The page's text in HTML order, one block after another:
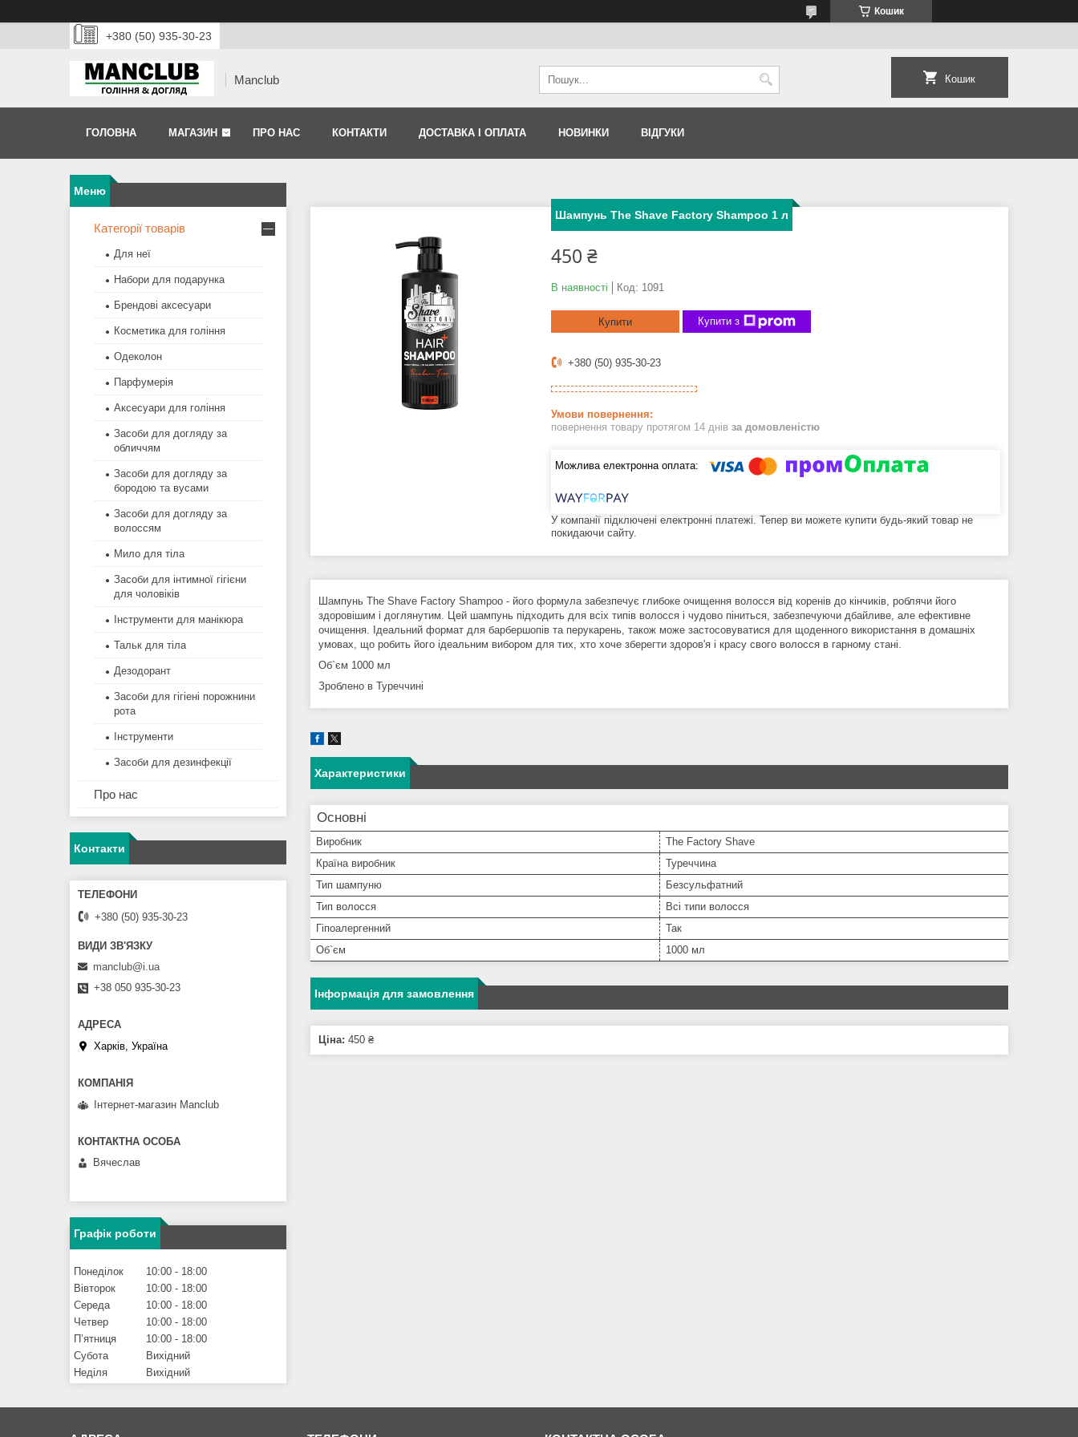
Кошик
+380 (50) 935-30-23
Manclub Кошик
ГОЛОВНА МАГАЗИН ПРО НАС КОНТАКТИ ДОСТАВКА І ОПЛАТА НОВИНКИ ВІДГУКИ
Шампунь The Shave Factory Shampoo 1 л
450 ₴
В наявності Код: 1091
Купити Купити з
+380 (50) 935-30-23
повернення товару протягом 14 днів за домовленістю
У компанії підключені електронні платежі. Тепер ви можете купити будь-який товар не
покидаючи сайту.
Шампунь The Shave Factory Shampoo - його формула забезпечує глибоке очищення волосся від коренів до кінчиків, роблячи його
здоровішим і доглянутим. Цей шампунь підходить для всіх типів волосся і чудово піниться, забезпечуючи дбайливе, але ефективне
очищення. Ідеальний формат для барбершопів та перукарень, також може застосовуватися для щоденного використання в домашніх
умовах, що робить його ідеальним вибором для тих, хто хоче зберегти здоров'я і красу свого волосся в гарному стані.
Об`єм 1000 мл
Зроблено в Туреччині
Характеристики
Основні
Виробник
The Factory Shave
Країна виробник
Туреччина
Тип шампуню
Безсульфатний
Тип волосся
Всі типи волосся
Гіпоалергенний
Так
Об`єм
1000 мл
Інформація для замовлення
Ціна: 450 ₴
Категорії товарів
Для неї
Набори для подарунка
Брендові аксесуари
Косметика для гоління
Одеколон
Парфумерія
Аксесуари для гоління
Засоби для догляду за
обличчям
Засоби для догляду за
бородою та вусами
Засоби для догляду за
волоссям
Мило для тіла
Засоби для інтимної гігієни
для чоловіків
Інструменти для манікюра
Тальк для тіла
Дезодорант
Засоби для гігіені порожнини
рота
Інструменти
Засоби для дезинфекції
Про нас
Контакти
+380 (50) 935-30-23
manclub@i.ua
+38 050 935-30-23
Харків, Україна
Інтернет-магазин Manclub
Вячеслав
Графік роботи
Понеділок 10:00
18:00
Вівторок
10:00
18:00
Середа
10:00
18:00
Четвер
10:00
18:00
Пʼятниця
10:00
18:00
Субота
Вихідний
Неділя
Вихідний